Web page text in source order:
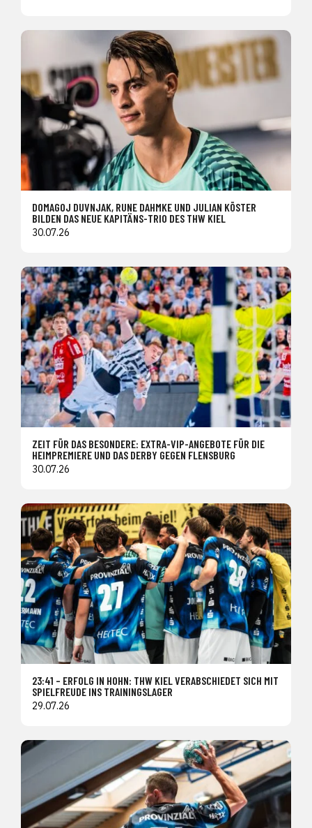
DOMAGOJ DUVNJAK, RUNE DAHMKE UND JULIAN KÖSTER
BILDEN DAS NEUE KAPITÄNS-TRIO DES THW KIEL
30.07.26
ZEIT FÜR DAS BESONDERE: EXTRA-VIP-ANGEBOTE FÜR DIE
HEIMPREMIERE UND DAS DERBY GEGEN FLENSBURG
30.07.26
23:41 – ERFOLG IN HOHN: THW KIEL VERABSCHIEDET SICH MIT
SPIELFREUDE INS TRAININGSLAGER
29.07.26